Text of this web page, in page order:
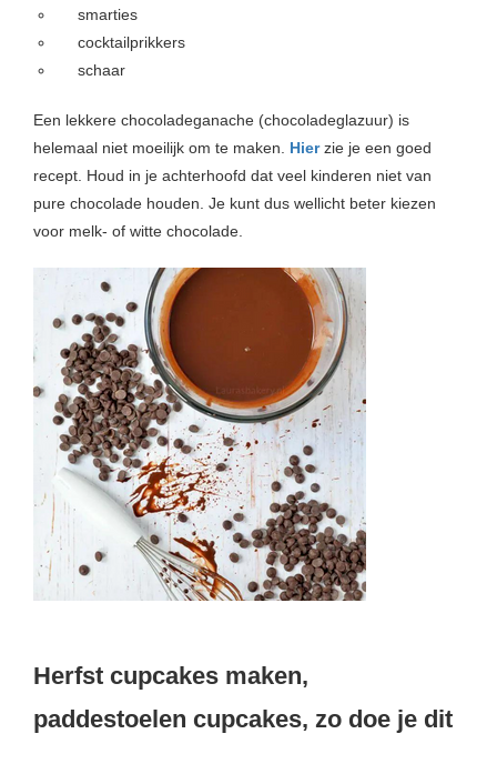
smarties
cocktailprikkers
schaar
Een lekkere chocoladeganache (chocoladeglazuur) is
helemaal niet moeilijk om te maken. Hierzie je een goed
recept. Houd in je achterhoofd dat veel kinderen niet van
pure chocolade houden. Je kunt dus wellicht beter kiezen
voor melk- of witte chocolade.
Herfst cupcakes maken,
paddestoelen cupcakes, zo doe je dit